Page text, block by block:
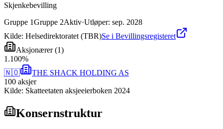
Skjenkebevilling
Gruppe 1Gruppe 2Aktiv·Utløper: sep. 2028
Kilde: Helsedirektoratet (TBR)Se i Bevillingsregisteret
Aksjonærer(1)
1 .100%
🇳🇴
THE SHACK HOLDING AS
100 aksjer
Kilde: Skatteetaten aksjeeierboken 2024
Konsernstruktur